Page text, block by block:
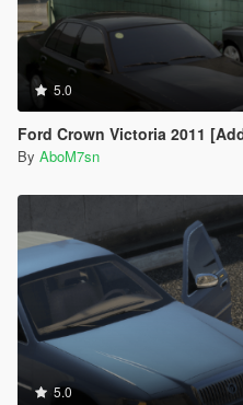
5.0
Ford Crown Victoria 2011
By AboM7sn
5.0